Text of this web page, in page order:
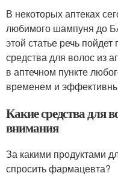
В некоторых аптеках
любимого шампуня до
этой статье речь
средства для волос из
в аптечном пункте
временем и
Какие средства для
внимания
За какими продуктами
спросить фармацевта?